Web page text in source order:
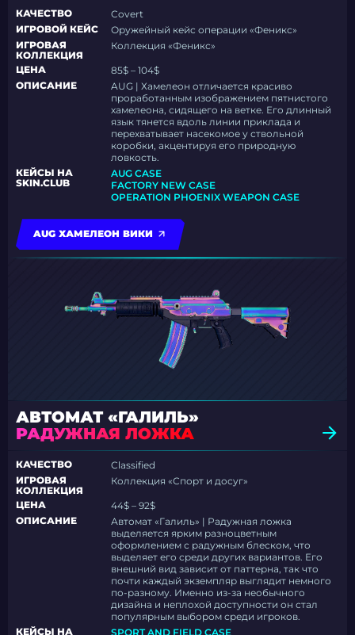
КАЧЕСТВО
Covert
ИГРОВОЙ КЕЙС
Оружейный кейс операции «Феникс»
ИГРОВАЯ
КОЛЛЕКЦИЯ
Коллекция «Феникс»
ЦЕНА
85$ – 104$
ОПИСАНИЕ
AUG | Хамелеон отличается красиво
проработанным изображением пятнистого
хамелеона, сидящего на ветке. Его длинный
язык тянется вдоль линии приклада и
перехватывает насекомое у ствольной
коробки, акцентируя его природную
ловкость.
КЕЙСЫ НА
SKIN.CLUB
AUG CASE
FACTORY NEW CASE
OPERATION PHOENIX WEAPON CASE
AUG ХАМЕЛЕОН ВИКИ
АВТОМАТ «ГАЛИЛЬ»
РАДУЖНАЯ ЛОЖКА
КАЧЕСТВО
Classified
ИГРОВАЯ
КОЛЛЕКЦИЯ
Коллекция «Спорт и досуг»
ЦЕНА
44$ – 92$
ОПИСАНИЕ
Автомат «Галиль» | Радужная ложка
выделяется ярким разноцветным
оформлением с радужным блеском, что
выделяет его среди других вариантов. Его
внешний вид зависит от паттерна, так что
почти каждый экземпляр выглядит немного
по-разному. Именно из-за необычного
дизайна и неплохой доступности он стал
популярным выбором среди игроков.
КЕЙСЫ НА
SPORT AND FIELD CASE